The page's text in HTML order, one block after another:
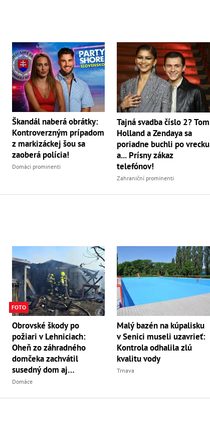
Škandál naberá obrátky:
Kontroverzným prípadom
z markizáckej šou sa
zaoberá polícia!
Domáci prominenti
Tajná svadba číslo 2? Tom
Holland a Zendaya sa
poriadne buchli po vrecku
a... Prísny zákaz
telefónov!
Zahraniční prominenti
FOTO
Obrovské škody po
požiari v Lehniciach:
Oheň zo záhradného
domčeka zachvátil
susedný dom aj
hospodársku budovu
Domáce
Malý bazén na kúpalisku
v Senici museli uzavrieť:
Kontrola odhalila zlú
kvalitu vody
Trnava